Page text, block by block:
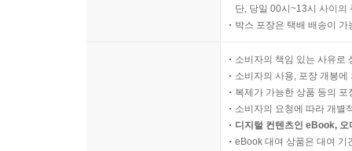
단, 당일 00시~13시 사이의
박스 포장은 택배 배송이
소비자의 책임 있는 사유로
소비자의 사용, 포장 개봉
복제가 가능한 상품 등의
소비자의 요청에 따라 개별
디지털 컨텐츠인 eBook,
eBook 대여 상품은 대여 기